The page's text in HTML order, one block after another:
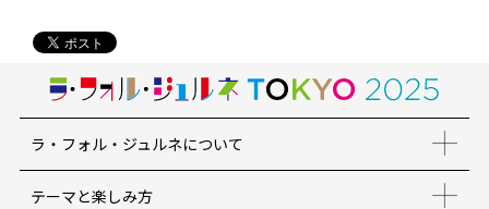
ラ・フォル・ジュルネについて
テーマと楽しみ方